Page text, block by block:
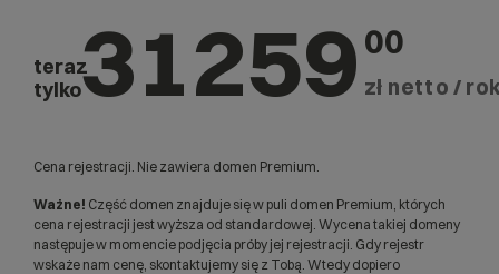
teraz
tylko31259 00
zł netto /
Cena rejestracji. Nie zawiera domen Premium.
Ważne! Część domen znajduje się w puli domen Premium, których
cena rejestracji jest wyższa od standardowej. Wycena takiej domeny
następuje w momencie podjęcia próby jej rejestracji. Gdy rejestr
wskaże nam cenę, skontaktujemy się z Tobą. Wtedy dopiero